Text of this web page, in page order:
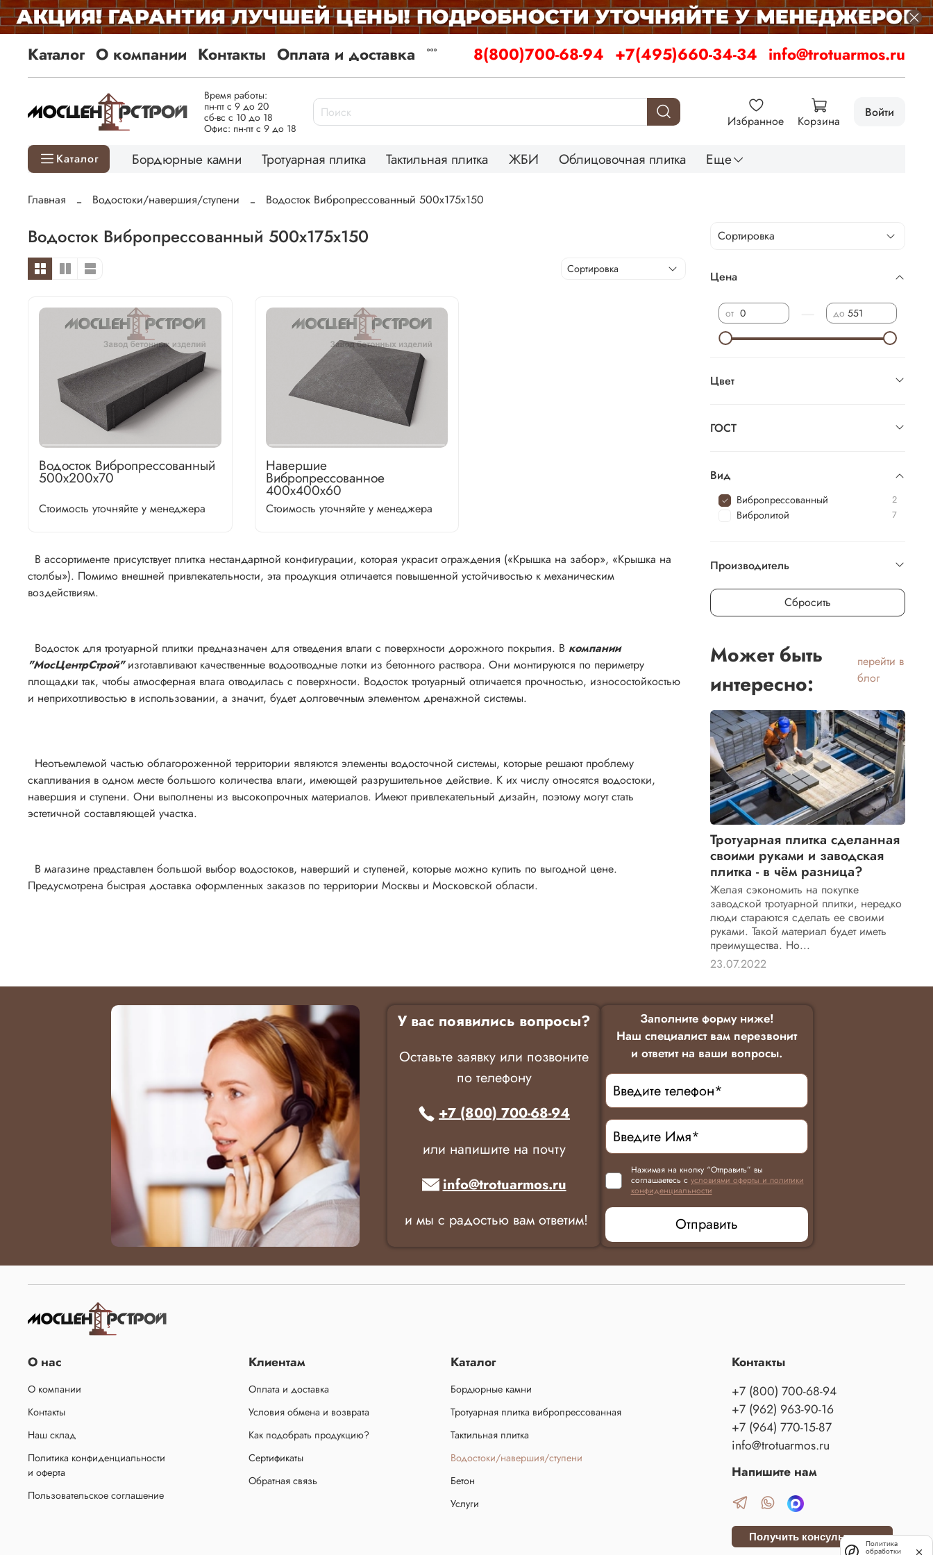
Каталог О компании Контакты Оплата и доставка 8(800)700-68-94 +7(495)660-34-34 info@trotuarmos.ru
Время работы:
пн-пт с 9 до 20
сб-вс с 10 до 18
Офис: пн-пт с 9 до 18
Избранное Корзина
Войти
Каталог Бордюрные камни Тротуарная плитка Тактильная плитка ЖБИ Облицовочная плитка Еще
Главная Водостоки/навершия/ступени Водосток Вибропрессованный 500х175х150
Водосток Вибропрессованный 500х175х150
Водосток Вибропрессованный
500х200х70
Стоимость уточняйте у менеджера
Навершие
Вибропрессованное
400х400х60
Стоимость уточняйте у менеджера
В ассортименте присутствует плитка нестандартной конфигурации, которая украсит ограждения («Крышка на забор», «Крышка на
столбы»). Помимо внешней привлекательности, эта продукция отличается повышенной устойчивостью к механическим
воздействиям.
Водосток для тротуарной плитки предназначен для отведения влаги с поверхности дорожного покрытия. В компании
"МосЦентрСтрой"изготавливают качественные водоотводные лотки из бетонного раствора. Они монтируются по периметру
площадки так, чтобы атмосферная влага отводилась с поверхности. Водосток тротуарный отличается прочностью, износостойкостью
и неприхотливостью в использовании, а значит, будет долговечным элементом дренажной системы.
Неотъемлемой частью облагороженной территории являются элементы водосточной системы, которые решают проблему
скапливания в одном месте большого количества влаги, имеющей разрушительное действие. К их числу относятся водостоки,
навершия и ступени. Они выполнены из высокопрочных материалов. Имеют привлекательный дизайн, поэтому могут стать
эстетичной составляющей участка.
В магазине представлен большой выбор водостоков, наверший и ступеней, которые можно купить по выгодной цене.
Предусмотрена быстрая доставка оформленных заказов по территории Москвы и Московской области.
Цена
от до
Цвет
ГОСТ
Вид
Вибропрессованный 2
Вибролитой 7
Производитель
Сбросить
Может быть
интересно:
перейти в
блог
Тротуарная плитка сделанная
своими руками и заводская
плитка - в чём разница?
Желая сэкономить на покупке
заводской тротуарной плитки, нередко
люди стараются сделать ее своими
руками. Такой материал будет иметь
преимущества. Но...
23.07.2022
У вас появились вопросы?
Оставьте заявку или позвоните
по телефону
+7 (800) 700-68-94
или напишите на почту
info@trotuarmos.ru
и мы с радостью вам ответим!
Заполните форму ниже!
Наш специалист вам перезвонит
и ответит на ваши вопросы.
Нажимая на кнопку “Отправить” вы
соглашаетесь с условиями оферты и политики
конфиденциальности
Отправить
О нас
О компании
Контакты
Наш склад
Политика конфиденциальности
и оферта
Пользовательское соглашение
Клиентам
Оплата и доставка
Условия обмена и возврата
Как подобрать продукцию?
Сертификаты
Обратная связь
Каталог
Бордюрные камни
Тротуарная плитка вибропрессованная
Тактильная плитка
Водостоки/навершия/ступени
Бетон
Услуги
Контакты
+7 (800) 700-68-94
+7 (962) 963-90-16
+7 (964) 770-15-87
info@trotuarmos.ru
Напишите нам
Получить консультацию
Политика
обработки